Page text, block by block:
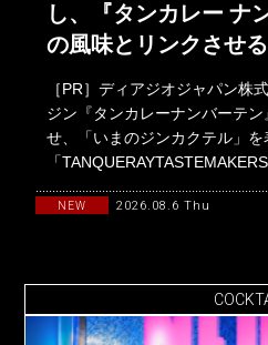
し、『タンカレー ナ
の風味とリンクさせる
［PR］ディアジオジャパン株
ジン『タンカレーナンバーテ
せ、「いまのジンカクテル」
「
NEW 2026.08.6 Thu